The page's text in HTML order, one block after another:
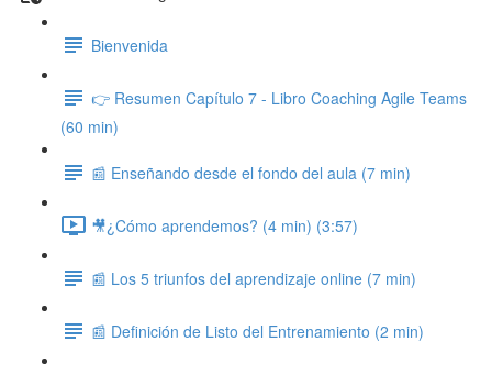
Bienvenida
👉 Resumen Capítulo 7 - Libro Coaching Agile Teams
(60 min)
📰 Enseñando desde el fondo del aula (7 min)
🎥¿Cómo aprendemos? (4 min) (3:57)
📰 Los 5 triunfos del aprendizaje online (7 min)
📰 Definición de Listo del Entrenamiento (2 min)